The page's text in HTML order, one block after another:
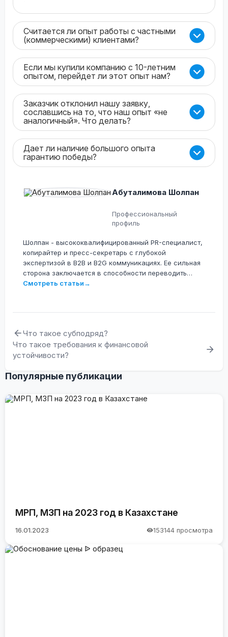
Считается ли опыт работы с частными
(коммерческими) клиентами?
Если мы купили компанию с 10-летним
опытом, перейдет ли этот опыт нам?
Заказчик отклонил нашу заявку,
сославшись на то, что наш опыт «не
аналогичный». Что делать?
Дает ли наличие большого опыта
гарантию победы?
Абуталимова Шолпан
Профессиональный
профиль
Шолпан - высококвалифицированный PR-специалист,
копирайтер и пресс-секретарь с глубокой
экспертизой в B2B и B2G коммуникациях. Ее сильная
сторона заключается в способности переводить
сложные технологические, юридические и
разработке контента для крупных IT-экосистем,
закупок (включая проекты OMarket.kz, Tenderbot.kz и
ERP.ESEP).
Смотреть статьи→
Что такое субподряд?
Что такое требования к финансовой
устойчивости?
Популярные публикации
МРП, МЗП на 2023 год в Казахстане
16.01.2023 153144 просмотра